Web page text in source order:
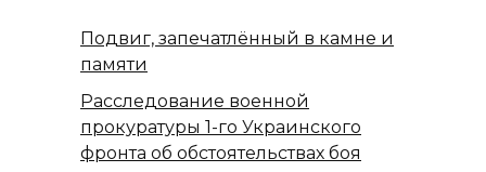
Подвиг, запечатлённый в камне и
памяти
Расследование военной
прокуратуры 1-го Украинского
фронта об обстоятельствах боя